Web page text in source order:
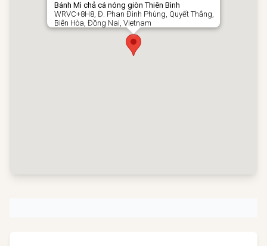
Bánh Mì chả cá nóng giòn Thiên Bình
WRVC+8H8, Đ. Phan Đình Phùng, Quyết Thắng,
Biên Hòa, Đồng Nai, Vietnam